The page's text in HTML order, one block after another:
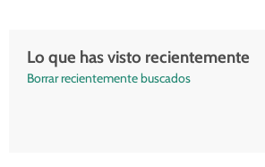
Lo que has visto recientemente
Borrar recientemente buscados